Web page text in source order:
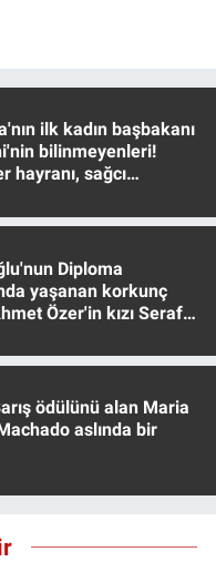
ilk kadın başbakanı
bilinmeyenleri!
hayranı, sağcı
Diploma
yaşanan korkunç
Özer'in kızı Seraf
ödülünü alan Maria
aslında bir